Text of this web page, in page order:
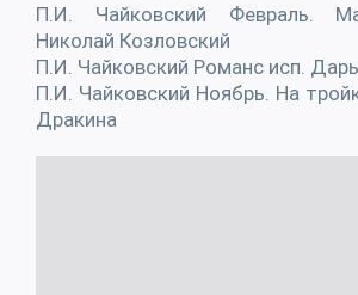
П.И. Чайковский Февраль.
Николай Козловский
П.И. Чайковский Романс исп.
П.И. Чайковский Ноябрь. На
Дракина